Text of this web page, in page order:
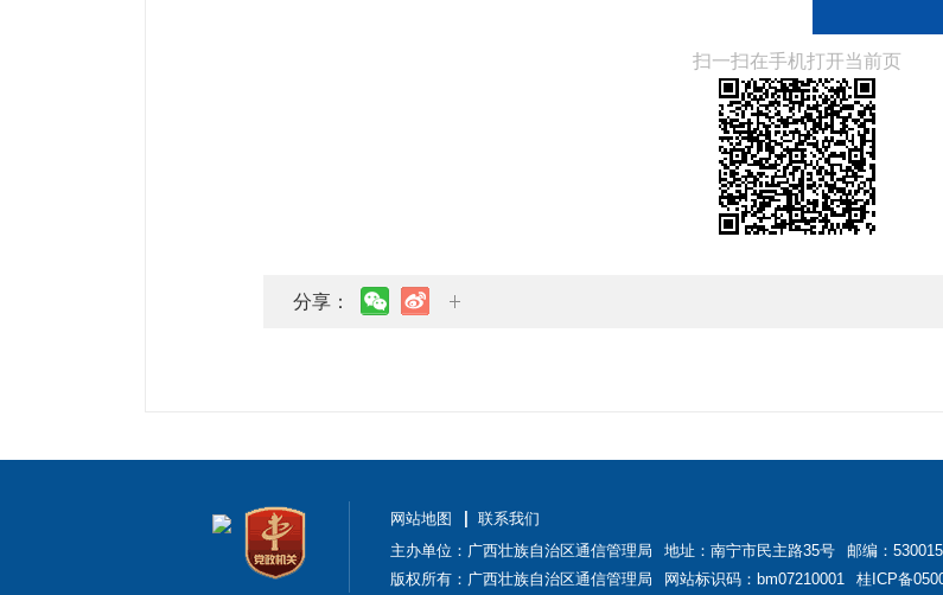
扫一扫在手机打开当前页
分享：
网站地图
联系我们
主办单位：广西壮族自治区通信管理局
地址：南宁市民主路35号
邮编：530015
版权所有：广西壮族自治区通信管理局
网站标识码：bm07210001 桂ICP备